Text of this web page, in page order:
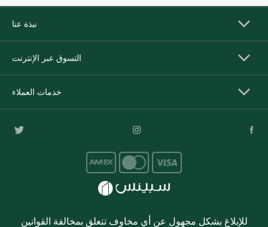
نبذة عنا
التسوق عبر الإنترنت
خدمات العملاء
للإبلاغ بشكل مجهول عن أي مخاوف تتعلق بمخالفة القوانين